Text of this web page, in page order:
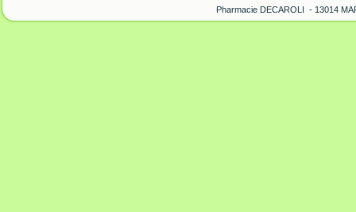
Pharmacie DECAROLI - 13014